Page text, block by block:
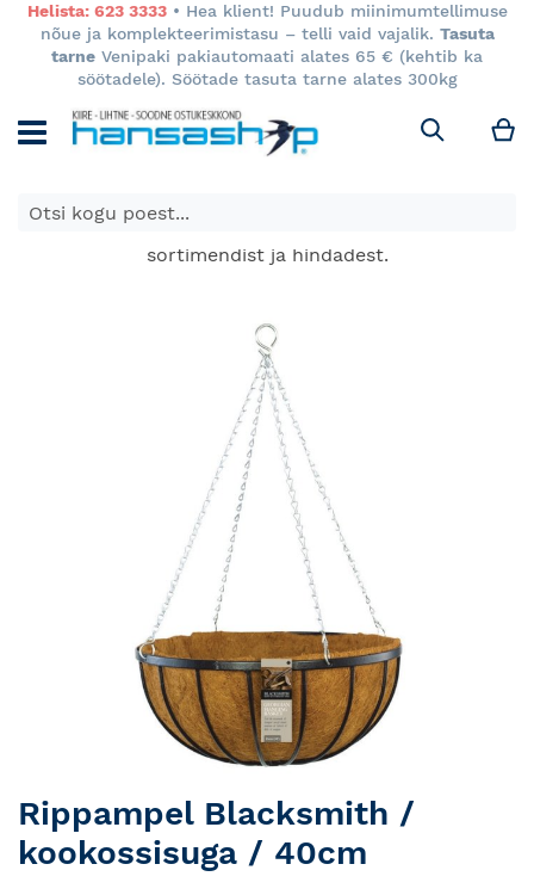
Helista: 623 3333• Hea klient! Puudub miinimumtellimuse
nõue ja komplekteerimistasu – telli vaid vajalik. Tasuta
tarne Venipaki pakiautomaati alates 65 € (kehtib ka
söötadele). Söötade tasuta tarne alates 300kg
Otsi
E-poes kuvatavad toodete hinnad kehtivad ainult e-
poes ja võivad erineda Keila ja Tartu poodide
sortimendist ja hindadest.
Skip
to
the
Rippampel Blacksmith /
kookossisuga / 40cm